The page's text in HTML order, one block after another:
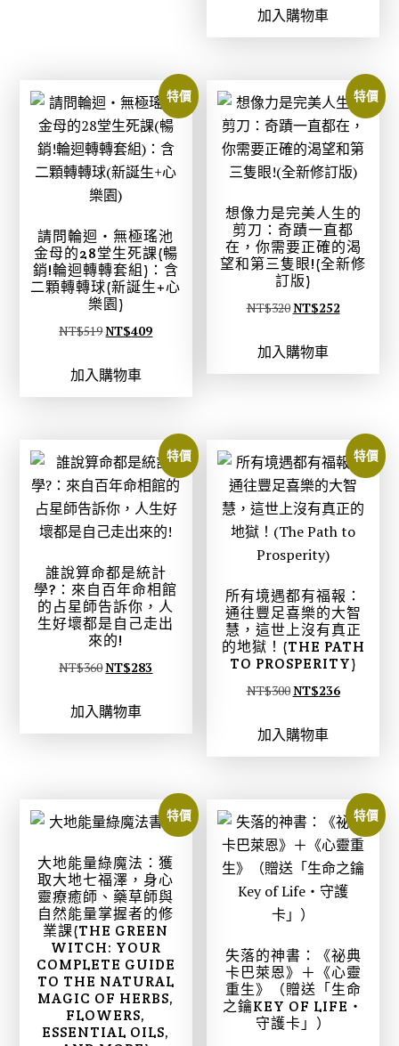
價
格
T
$
3
8
0
。
格
N
T
$
2
9
9
。
加入購物車
特價
請問輪迴‧無極瑤池
金母的28堂生死課(暢
銷!輪迴轉轉套組)：含
二顆轉轉球(新誕生+心
樂園)
NT$519原
價
格
T
$
5
1
9
。
NT$409目
格
N
T
$
4
0
9
。
加入購物車
特價
想像力是完美人生的
剪刀：奇蹟一直都
在，你需要正確的渴
望和第三隻眼!(全新修
訂版)
NT$320 原
價
格
$
3
2
0
。
NT$252目
格
T
$
2
5
2
加入購物車
特價
誰說算命都是統計
學?：來自百年命相館
的占星師告訴你，人
生好壞都是自己走出
來的!
NT$360原
價
格
$
3
6
0
。
NT$283
格
T
$
8
3
。
加入購物車
特價
所有境遇都有福報：
通往豐足喜樂的大智
慧，這世上沒有真正
的地獄！(THE PATH
TO PROSPERITY)
NT$300 原
價
格
T
3
0
。
NT$236目
格
N
T
$
2
3
。
加入購物車
特價
大地能量綠魔法：獲
取大地七福澤，身心
靈療癒師、藥草師與
自然能量掌握者的修
業課(THE GREEN
WITCH: YOUR
COMPLETE GUIDE
TO THE NATURAL
MAGIC OF HERBS,
FLOWERS,
ESSENTIAL OILS,
特價
失落的神書：《祕典
卡巴萊恩》＋《心靈
重生》（贈送「生命
之鑰KEY OF LIFE‧
守護卡」）